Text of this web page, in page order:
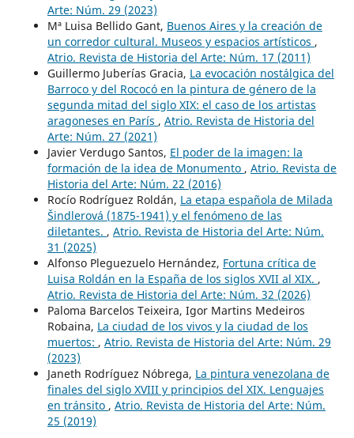
Arte: Núm. 29 (2023)
Mª Luisa Bellido Gant, Buenos Aires y la creación de
un corredor cultural. Museos y espacios artísticos ,
Atrio. Revista de Historia del Arte: Núm. 17 (2011)
Guillermo Juberías Gracia, La evocación nostálgica del
Barroco y del Rococó en la pintura de género de la
segunda mitad del siglo XIX: el caso de los artistas
aragoneses en París , Atrio. Revista de Historia del
Arte: Núm. 27 (2021)
Javier Verdugo Santos, El poder de la imagen: la
formación de la idea de Monumento , Atrio. Revista de
Historia del Arte: Núm. 22 (2016)
Rocío Rodríguez Roldán, La etapa española de Milada
Šindlerová (1875-1941) y el fenómeno de las
diletantes. , Atrio. Revista de Historia del Arte: Núm.
31 (2025)
Alfonso Pleguezuelo Hernández, Fortuna crítica de
Luisa Roldán en la España de los siglos XVII al XIX. ,
Atrio. Revista de Historia del Arte: Núm. 32 (2026)
Paloma Barcelos Teixeira, Igor Martins Medeiros
Robaina, La ciudad de los vivos y la ciudad de los
muertos: , Atrio. Revista de Historia del Arte: Núm. 29
(2023)
Janeth Rodríguez Nóbrega, La pintura venezolana de
finales del siglo XVIII y principios del XIX. Lenguajes
en tránsito , Atrio. Revista de Historia del Arte: Núm.
25 (2019)